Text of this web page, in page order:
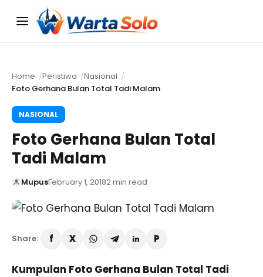
Menu
Home Peristiwa
Nasional
Foto Gerhana Bulan Total Tadi Malam
NASIONAL
Foto Gerhana Bulan Total
Tadi Malam
MupusFebruary 1, 20182 min read
Share:
Kumpulan Foto Gerhana Bulan Total Tadi